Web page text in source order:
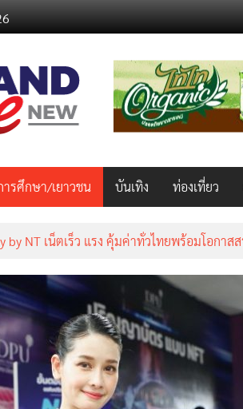
ารศึกษา/เยาวชน บันเทิง ท่องเที่ยว
by NT เน็ตเร็ว แรง คุ้มค่าทั่วไทยพร้อมโอกาส